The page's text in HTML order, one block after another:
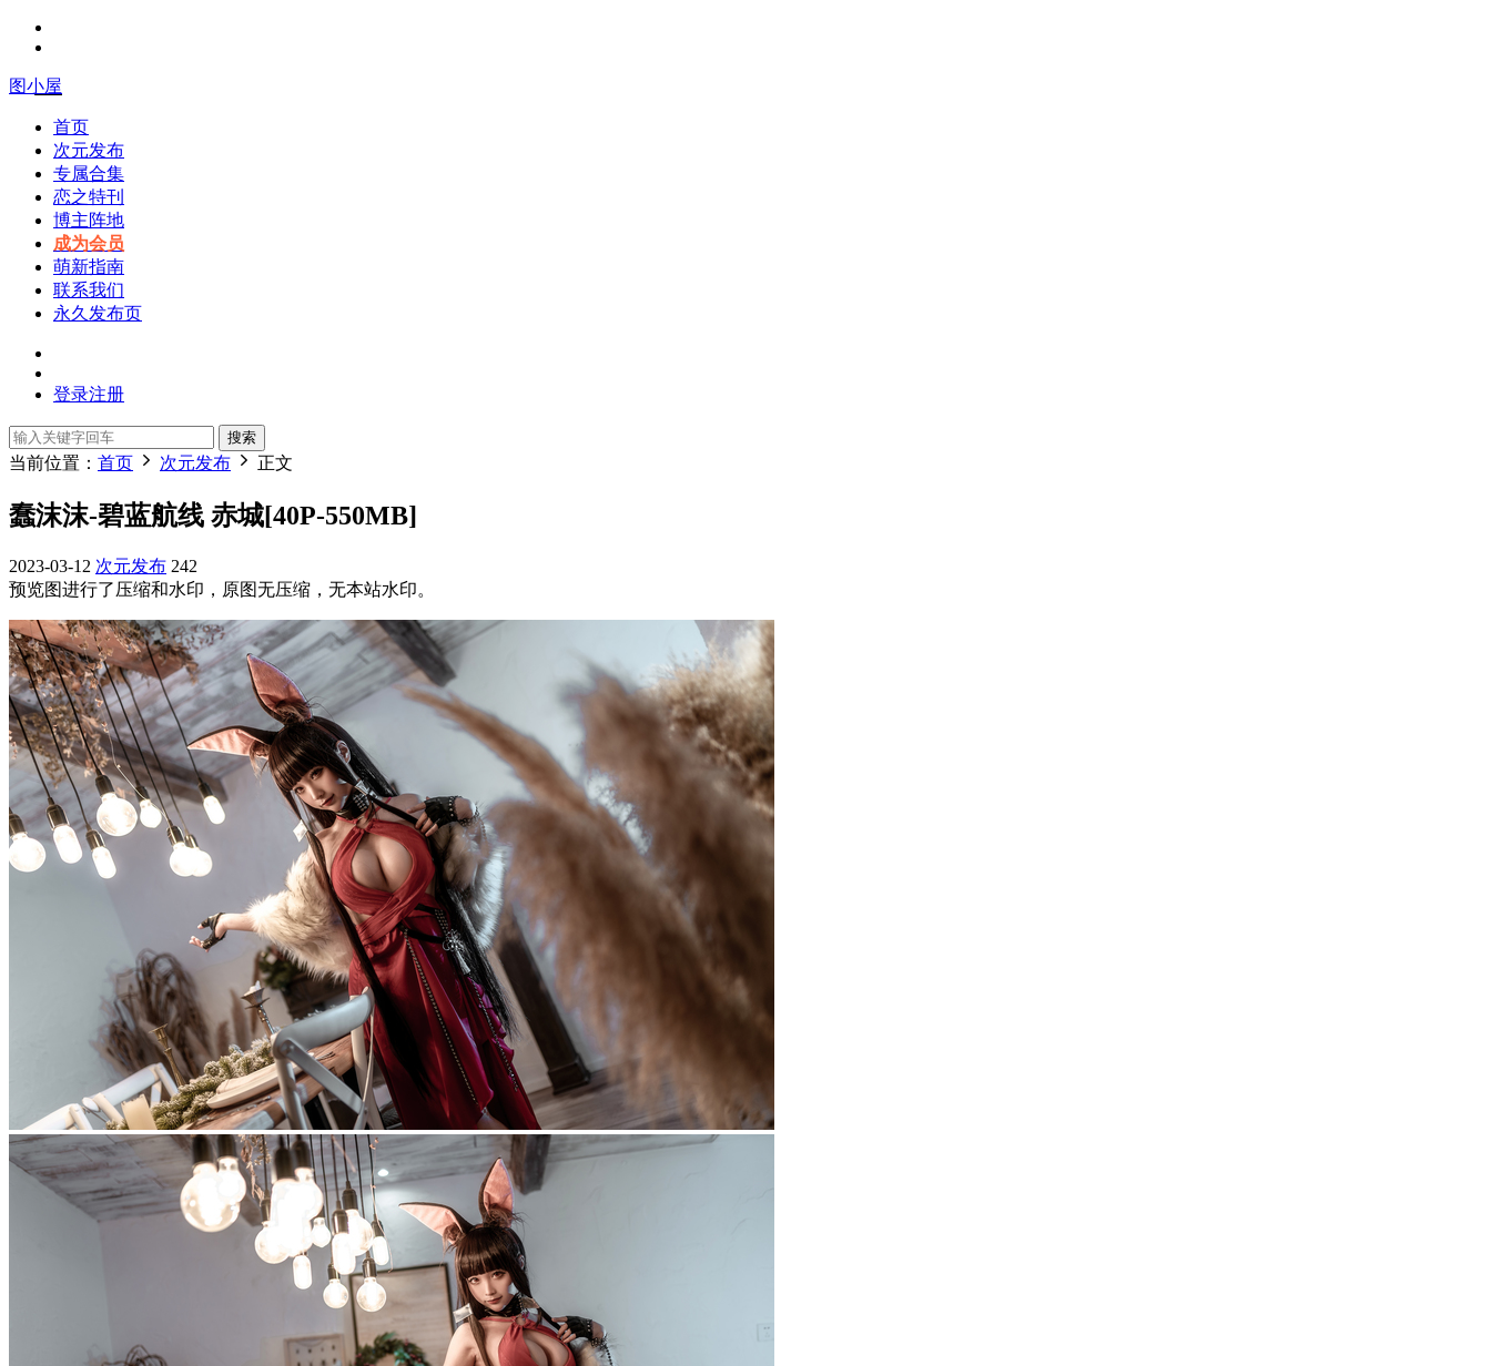
图小屋
首页
次元发布
专属合集
恋之特刊
博主阵地
成为会员
萌新指南
联系我们
永久发布页
登录注册
搜索
当前位置： 首页 次元发布 正文
蠢沫沫-碧蓝航线 赤城[40P-550MB]
2023-03-12 次元发布 242
预览图进行了压缩和水印，原图无压缩，无本站水印。